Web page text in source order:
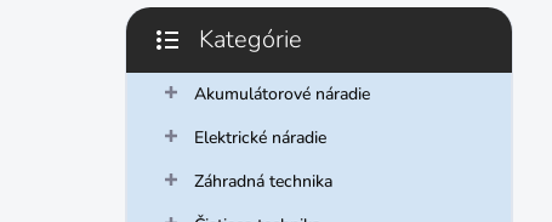
B
č
Preskočiť
kategórie
Kategórie
Akumulátorové náradie
Elektrické náradie
Záhradná technika